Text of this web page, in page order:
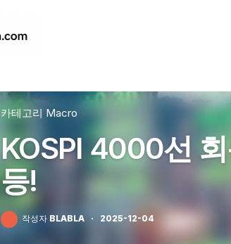
카테고리 Macro
KOSPI 4000선
등!
작성자 BLABLA · 2025-12-04